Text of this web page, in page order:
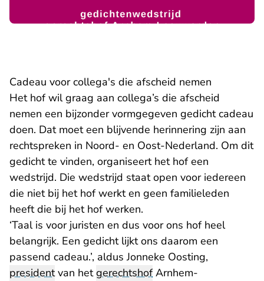
Cadeau voor collega's die afscheid nemen
Het hof wil graag aan collega’s die afscheid
nemen een bijzonder vormgegeven gedicht cadeau
doen. Dat moet een blijvende herinnering zijn aan
rechtspreken in Noord- en Oost-Nederland. Om dit
gedicht te vinden, organiseert het hof een
wedstrijd. Die wedstrijd staat open voor iedereen
die niet bij het hof werkt en geen familieleden
heeft die bij het hof werken.
‘Taal is voor juristen en dus voor ons hof heel
belangrijk. Een gedicht lijkt ons daarom een
passend cadeau.’, aldus Jonneke Oosting,
presidentvan hetgerechtshofArnhem-